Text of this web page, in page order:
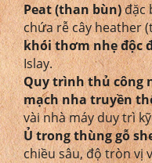
Peat (than bùn)đặc
chứa rễ cây heather
khói thơm nhẹ độc
Islay.
Quy trình thủ công
mạch nha truyền
vài nhà máy duy trì
Ủ trong thùng gỗ
chiều sâu, độ tròn vị